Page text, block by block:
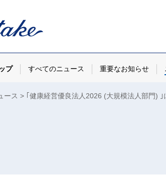
プ すべてのニュース 重要なお知らせ
ース ｢健康経営優良法人2026 (大規模法人部門) ｣